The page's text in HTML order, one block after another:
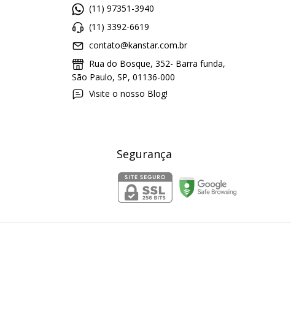
(11) 97351-3940
(11) 3392-6619
contato@kanstar.com.br
Rua do Bosque, 352- Barra funda,
São Paulo, SP, 01136-000
Visite o nosso Blog!
Segurança